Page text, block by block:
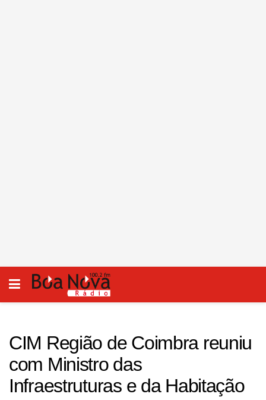
CIM Região de Coimbra reuniu
com Ministro das
Infraestruturas e da Habitação